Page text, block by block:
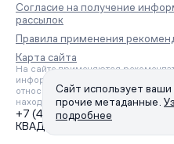
Согласие на получение
рассылок
Правила применения
Карта сайта
На сайте применяются
информации на основе сбора,
относящихся к предпочтениям
находящихся на территории
+7 (495) 157-88-80
КВАДРУМ © 2006 – 2026. Все
Сайт использует ваши
прочие метаданные.
подробнее